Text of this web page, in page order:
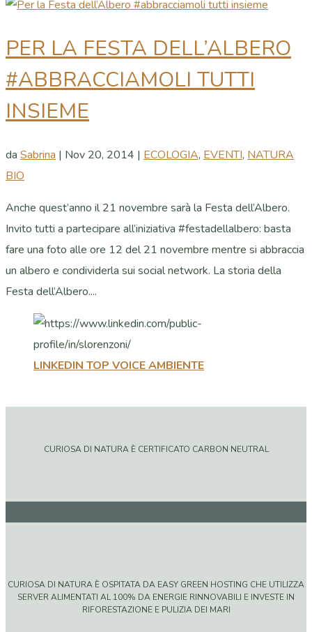
PER LA FESTA DELL’ALBERO
#ABBRACCIAMOLI TUTTI
INSIEME
da Sabrina | Nov 20, 2014 | ECOLOGIA, EVENTI, NATURA
BIO
Anche quest’anno il 21 novembre sarà la Festa dell’Albero.
Invito tutti a partecipare all’iniziativa #festadellalbero: basta
fare una foto alle ore 12 del 21 novembre mentre si abbraccia
un albero e condividerla sui social network. La storia della
Festa dell’Albero....
LINKEDIN TOP VOICE AMBIENTE
CURIOSA DI NATURA È CERTIFICATO CARBON NEUTRAL
CURIOSA DI NATURA È OSPITATA DA EASY GREEN HOSTING CHE UTILIZZA
SERVER ALIMENTATI AL 100% DA ENERGIE RINNOVABILI E INVESTE IN
RIFORESTAZIONE E PULIZIA DEI MARI